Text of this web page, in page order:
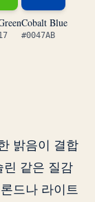
Cobalt Blue
#0047AB
밝음이 결합
같은 질감
드나 라이트